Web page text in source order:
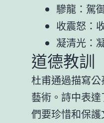
驂龍：駕
收震怒：
凝清光：
道德教訓
杜甫通過描寫
藝術。詩中表
們要珍惜和保